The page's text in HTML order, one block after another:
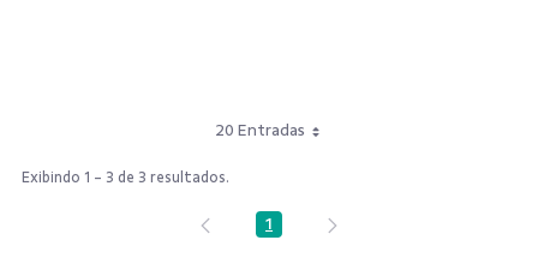
20 Entradas
Exibindo 1 - 3 de 3 resultados.
Página
1